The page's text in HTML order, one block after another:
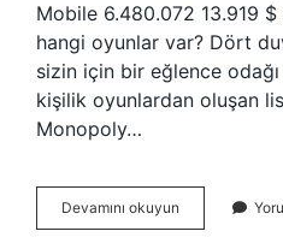
Mobile 6.480.072 13.919
hangi oyunlar var? Dört
sizin için bir eğlence
kişilik oyunlardan oluşan
Monopoly…
Devamını okuyun
Sırada